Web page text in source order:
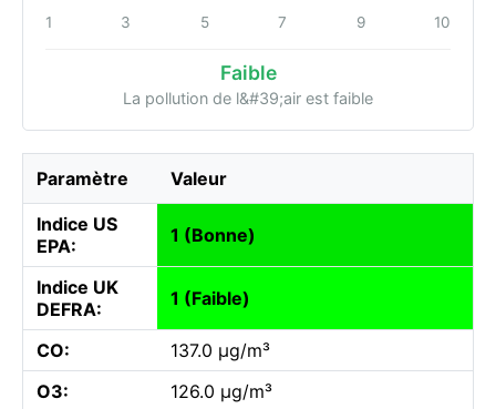
1 3 5 7 9 10
Faible
La pollution de l&#39;air est faible
Paramètre Valeur
Indice US
EPA:
1 (Bonne)
Indice UK
DEFRA:
1 (Faible)
CO:
137.0 µg/m³
O3:
126.0 µg/m³